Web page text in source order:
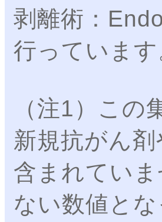
剥離術：
行っています
（注1）こ
新規抗がん
含まれてい
ない数値と